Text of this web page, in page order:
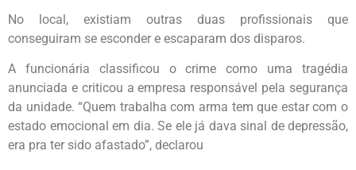
No local, existiam outras duas profissionais que
conseguiram se esconder e escaparam dos disparos.
A funcionária classificou o crime como uma tragédia
anunciada e criticou a empresa responsável pela segurança
da unidade. “Quem trabalha com arma tem que estar com o
estado emocional em dia. Se ele já dava sinal de depressão,
era pra ter sido afastado”, declarou